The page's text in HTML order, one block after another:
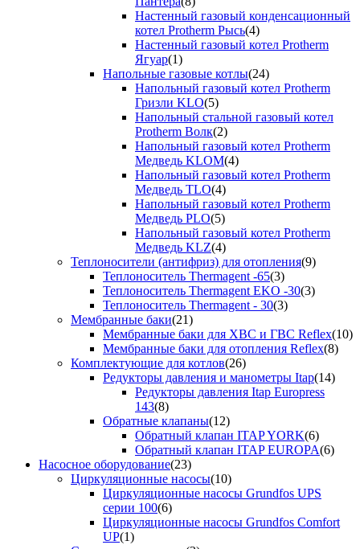
Настенный газовый конденсационный
котел Protherm Рысь(4)
Настенный газовый котел Protherm
Ягуар(1)
Напольные газовые котлы(24)
Напольный газовый котел Protherm
Гризли KLO(5)
Напольный стальной газовый котел
Protherm Волк(2)
Напольный газовый котел Protherm
Медведь KLOM(4)
Напольный газовый котел Protherm
Медведь TLO(4)
Напольный газовый котел Protherm
Медведь PLO(5)
Напольный газовый котел Protherm
Медведь KLZ(4)
Теплоносители (антифриз) для отопления(9)
Теплоноситель Thermagent -65(3)
Теплоноситель Thermagent EKO -30(3)
Теплоноситель Thermagent - 30(3)
Мембранные баки(21)
Мембранные баки для ХВС и ГВС Reflex(10)
Мембранные баки для отопления Reflex(8)
Комплектующие для котлов(26)
Редукторы давления и манометры Itap(14)
Редукторы давления Itap Europress
143(8)
Обратные клапаны(12)
Обратный клапан ITAP YORK(6)
Обратный клапан ITAP EUROPA(6)
Насосное оборудование(23)
Циркуляционные насосы(10)
Циркуляционные насосы Grundfos UPS
серии 100(6)
Циркуляционные насосы Grundfos Comfort
UP(1)